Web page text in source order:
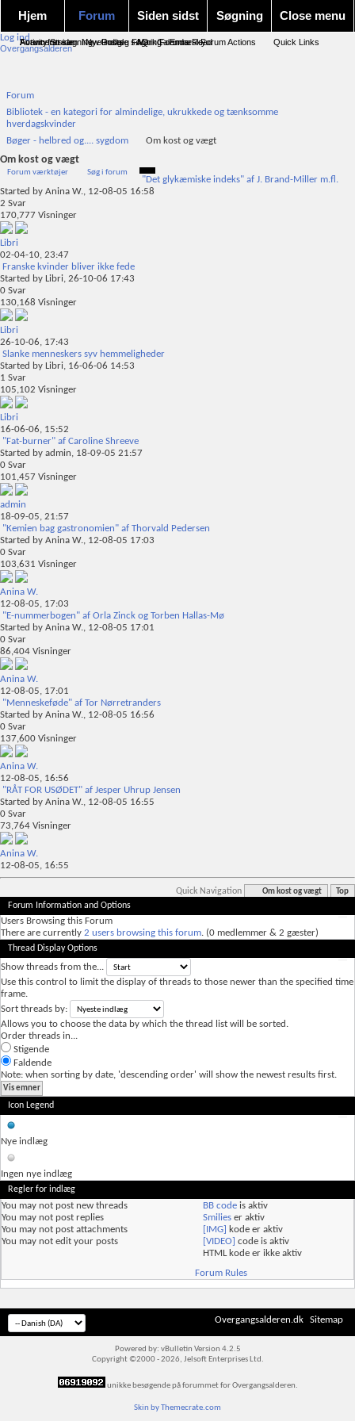
Hjem Forum
Forum forside New Posts FAQ Calendar Forum Actions Quick Links
Siden sidst
Activity Stream Nye indlæg Mark Forums Read
Søgning
Avanceret søgning Google søgning Emnesky
Close menu
Log ind
Overgangsalderen
Forum
Bibliotek - en kategori for almindelige, ukrukkede og tænksomme
hverdagskvinder
Bøger - helbred og.... sygdom
Om kost og vægt
Om kost og vægt
Forum værktøjer Søg i forum
"Det glykæmiske indeks" af J. Brand-Miller m.fl.
Started by Anina W., 12-08-05 16:58
2 Svar
170,777 Visninger
Libri
02-04-10, 23:47
Franske kvinder bliver ikke fede
Started by Libri, 26-10-06 17:43
0 Svar
130,168 Visninger
Libri
26-10-06, 17:43
Slanke menneskers syv hemmeligheder
Started by Libri, 16-06-06 14:53
1 Svar
105,102 Visninger
Libri
16-06-06, 15:52
"Fat-burner" af Caroline Shreeve
Started by admin, 18-09-05 21:57
0 Svar
101,457 Visninger
admin
18-09-05, 21:57
"Kemien bag gastronomien" af Thorvald Pedersen
Started by Anina W., 12-08-05 17:03
0 Svar
103,631 Visninger
Anina W.
12-08-05, 17:03
"E-nummerbogen" af Orla Zinck og Torben Hallas-Mø
Started by Anina W., 12-08-05 17:01
0 Svar
86,404 Visninger
Anina W.
12-08-05, 17:01
"Menneskeføde" af Tor Nørretranders
Started by Anina W., 12-08-05 16:56
0 Svar
137,600 Visninger
Anina W.
12-08-05, 16:56
"RÅT FOR USØDET" af Jesper Uhrup Jensen
Started by Anina W., 12-08-05 16:55
0 Svar
73,764 Visninger
Anina W.
12-08-05, 16:55
Quick Navigation Om kost og vægt Top
Forum Information and Options
Users Browsing this Forum
There are currently 2 users browsing this forum. (0 medlemmer & 2 gæster)
Thread Display Options
Show threads from the...
Use this control to limit the display of threads to those newer than the specified time
frame.
Sort threads by:
Allows you to choose the data by which the thread list will be sorted.
Order threads in...
Stigende
Faldende
Note: when sorting by date, 'descending order' will show the newest results first.
Icon Legend
Nye indlæg
Ingen nye indlæg
Regler for indlæg
You may not post new threads
You may not post replies
You may not post attachments
You may not edit your posts
BB code isaktiv
Smilies eraktiv
[IMG] kode eraktiv
[VIDEO] code isaktiv
HTML kode erikke aktiv
Forum Rules
Overgangsalderen.dk Sitemap
Powered by: vBulletin Version 4.2.5
Copyright ©2000 - 2026, Jelsoft Enterprises Ltd.
unikke besøgende på forummet for Overgangsalderen.
Skin by Themecrate.com